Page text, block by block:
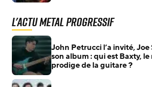
L'actu Metal Progressif
John Petrucci l’a invité,
son album : qui est Baxty,
prodige de la guitare ?